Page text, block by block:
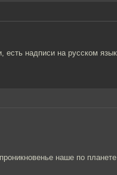
надписи на русском
наше по